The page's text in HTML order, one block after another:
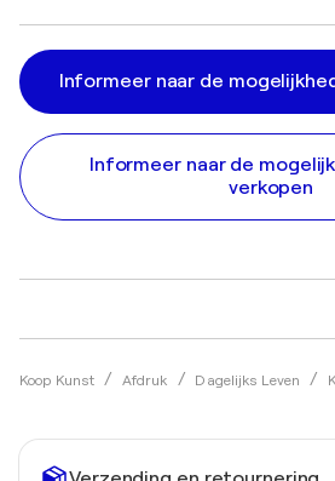
Koop Kunst Afdruk Dagelijks Leven
Informeer naar de
Informeer naar de
verkopen